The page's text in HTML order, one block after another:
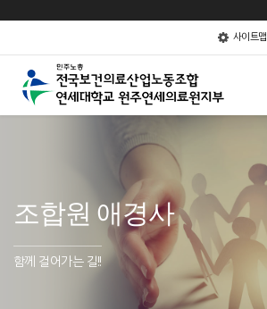
사이트맵
조합원 애경사
함께 걸어가는 길!!